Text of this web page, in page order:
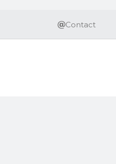
Contact